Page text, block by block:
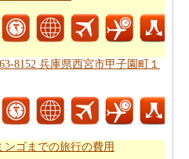
定した場合、あなたの日本、
川市までの道路ルートプラン
ランナーを使用することが
8152 兵庫県西宮市甲子園町１
ンゴまでの旅行の費用